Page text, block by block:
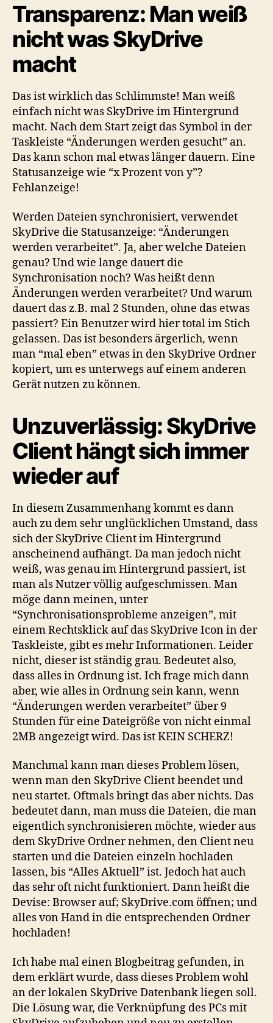
Transparenz: Man weiß
nicht was SkyDrive
macht
Das ist wirklich das Schlimmste! Man weiß
einfach nicht was SkyDrive im Hintergrund
macht. Nach dem Start zeigt das Symbol in der
Taskleiste “Änderungen werden gesucht” an.
Das kann schon mal etwas länger dauern. Eine
Statusanzeige wie “x Prozent von y”?
Fehlanzeige!
Werden Dateien synchronisiert, verwendet
SkyDrive die Statusanzeige: “Änderungen
werden verarbeitet”. Ja, aber welche Dateien
genau? Und wie lange dauert die
Synchronisation noch? Was heißt denn
Änderungen werden verarbeitet? Und warum
dauert das z.B. mal 2 Stunden, ohne das etwas
passiert? Ein Benutzer wird hier total im Stich
gelassen. Das ist besonders ärgerlich, wenn
man “mal eben” etwas in den SkyDrive Ordner
kopiert, um es unterwegs auf einem anderen
Gerät nutzen zu können.
Unzuverlässig: SkyDrive
Client hängt sich immer
wieder auf
In diesem Zusammenhang kommt es dann
auch zu dem sehr unglücklichen Umstand, dass
sich der SkyDrive Client im Hintergrund
anscheinend aufhängt. Da man jedoch nicht
weiß, was genau im Hintergrund passiert, ist
man als Nutzer völlig aufgeschmissen. Man
möge dann meinen, unter
“Synchronisationsprobleme anzeigen”, mit
einem Rechtsklick auf das SkyDrive Icon in der
Taskleiste, gibt es mehr Informationen. Leider
nicht, dieser ist ständig grau. Bedeutet also,
dass alles in Ordnung ist. Ich frage mich dann
aber, wie alles in Ordnung sein kann, wenn
“Änderungen werden verarbeitet” über 9
Stunden für eine Dateigröße von nicht einmal
2MB angezeigt wird. Das ist KEIN SCHERZ!
Manchmal kann man dieses Problem lösen,
wenn man den SkyDrive Client beendet und
neu startet. Oftmals bringt das aber nichts. Das
bedeutet dann, man muss die Dateien, die man
eigentlich synchronisieren möchte, wieder aus
dem SkyDrive Ordner nehmen, den Client neu
starten und die Dateien einzeln hochladen
lassen, bis “Alles Aktuell” ist. Jedoch hat auch
das sehr oft nicht funktioniert. Dann heißt die
Devise: Browser auf; SkyDrive.com öffnen; und
alles von Hand in die entsprechenden Ordner
hochladen!
Ich habe mal einen Blogbeitrag gefunden, in
dem erklärt wurde, dass dieses Problem wohl
an der lokalen SkyDrive Datenbank liegen soll.
Die Lösung war, die Verknüpfung des PCs mit